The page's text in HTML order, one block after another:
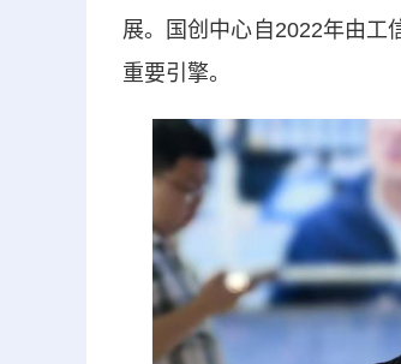
展。国创中心自2022年由工
重要引擎。